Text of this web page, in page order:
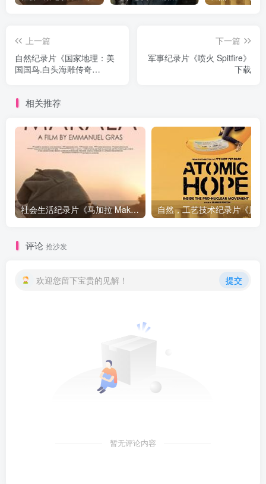
上一篇
自然纪录片《国家地理：美
国国鸟.白头海雕传奇
下一篇
军事纪录片《喷火 Spitfire》
下载
相关推荐
社会生活纪录片《马加拉 Makala》下载
评论 抢沙发
欢迎您留下宝贵的见解！ 提交
暂无评论内容